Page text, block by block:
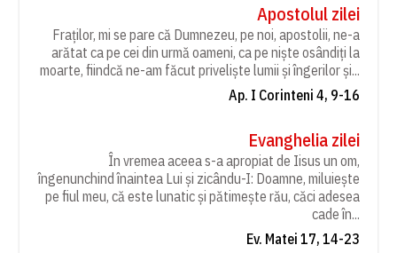
Apostolul zilei
Fraților, mi se pare că Dumnezeu, pe noi, apostolii, ne-a
arătat ca pe cei din urmă oameni, ca pe niște osândiți la
moarte, fiindcă ne-am făcut priveliște lumii și îngerilor și...
Ap. I Corinteni 4, 9-16
Evanghelia zilei
În vremea aceea s-a apropiat de Iisus un om,
îngenunchind înaintea Lui și zicându-I: Doamne, miluiește
pe fiul meu, că este lunatic și pătimește rău, căci adesea
cade în...
Ev. Matei 17, 14-23